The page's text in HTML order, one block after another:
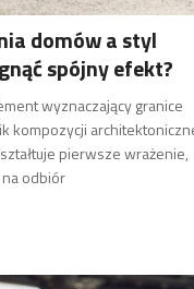
domów a styl
spójny efekt?
wyznaczający granice
kompozycji
pierwsze wrażenie,
odbiór